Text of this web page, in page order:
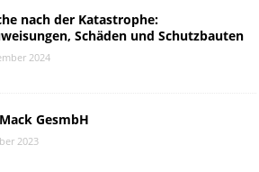
nach der Katastrophe:
Schäden und Schutzbauten
2024
GesmbH
2023